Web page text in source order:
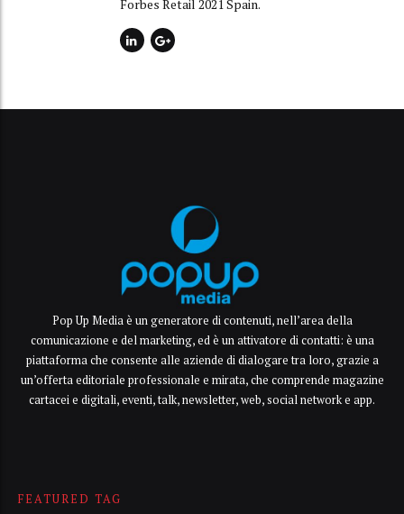
Forbes Retail 2021 Spain.
Pop Up Media è un generatore di contenuti, nell’area della
comunicazione e del marketing, ed è un attivatore di contatti: è una
piattaforma che consente alle aziende di dialogare tra loro, grazie a
un’offerta editoriale professionale e mirata, che comprende magazine
cartacei e digitali, eventi, talk, newsletter, web, social network e app.
FEATURED TAG